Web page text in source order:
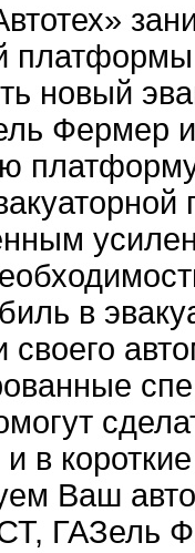
новый
Фермер
в
своего
и в
Ваш
ГАЗель